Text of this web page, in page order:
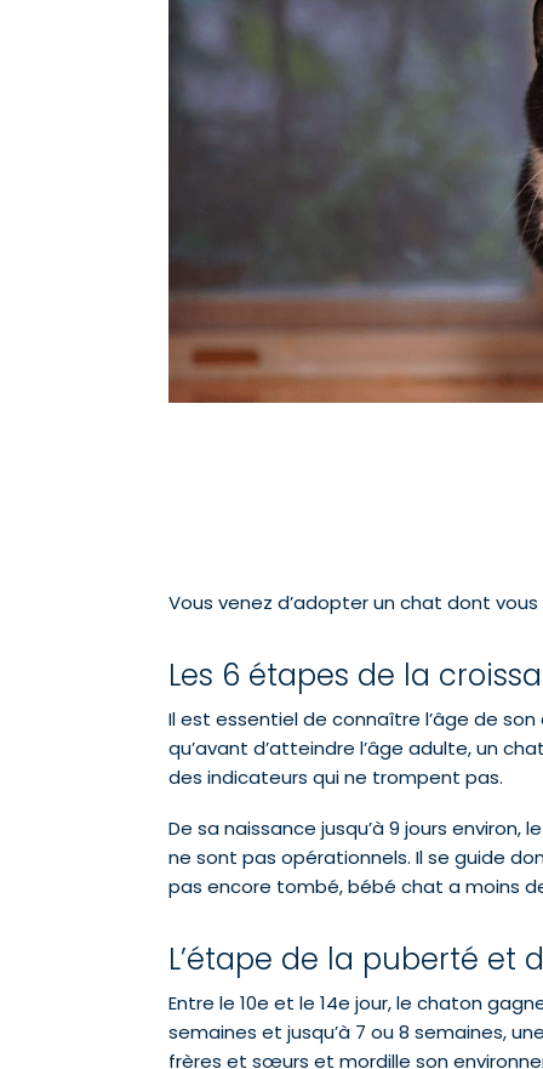
Vous venez d’adopter un chat dont
Les 6 étapes de la
Il est essentiel de connaître l’âge de
qu’avant d’atteindre l’âge adulte, un
des indicateurs qui ne trompent pas.
De sa naissance jusqu’à 9 jours
ne sont pas opérationnels. Il se guide
pas encore tombé, bébé chat a moins
L’étape de la puberté et
Entre le 10e et le 14e jour, le chaton
semaines et jusqu’à 7 ou 8 semaines,
frères et sœurs et mordille son